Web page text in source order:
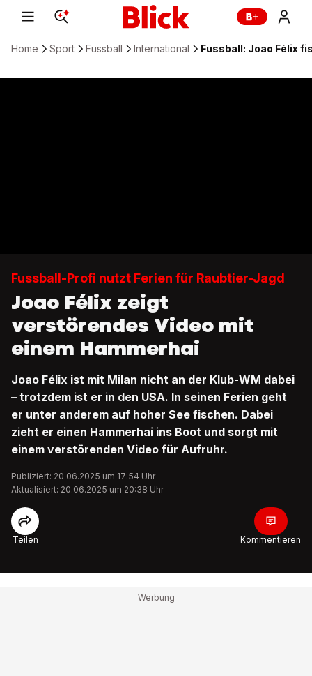
Home Sport Fussball International Fussball: Joao Félix
Fussball-Profi nutzt Ferien für Raubtier-Jagd
Joao Félix zeigt
verstörendes Video mit
einem Hammerhai
Joao Félix ist mit Milan nicht an der Klub-WM dabei
– trotzdem ist er in den USA. In seinen Ferien geht
er unter anderem auf hoher See fischen. Dabei
zieht er einen Hammerhai ins Boot und sorgt mit
einem verstörenden Video für Aufruhr.
Publiziert: 20.06.2025 um 17:54 Uhr
Aktualisiert: 20.06.2025 um 20:38 Uhr
Teilen Kommentieren